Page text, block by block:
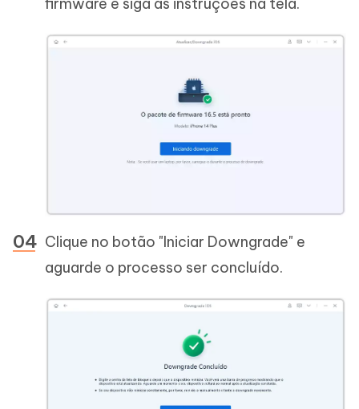
firmware e siga as instruções na tela.
Clique no botão "Iniciar Downgrade" e
aguarde o processo ser concluído.